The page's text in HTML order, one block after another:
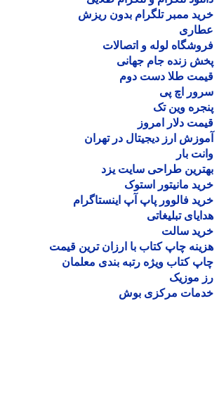
ممبر تلگرام بدون ریزش
لوله و اتصالات
زنده جام جهانی
طلا دست دوم
اچ پی
وین تک
دلار امروز
ارز دیجیتال در تهران
بار
طراحی سایت یزد
مانیتور استوک
فالوور پاپ آپ اینستاگرام
تبلیغاتی
سالت
چاپ کتاب با ارزان ترین قیمت
کتاب ویژه رتبه بندی معلمان
موزیک
مرکزی بوش